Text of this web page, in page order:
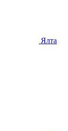
Ялта